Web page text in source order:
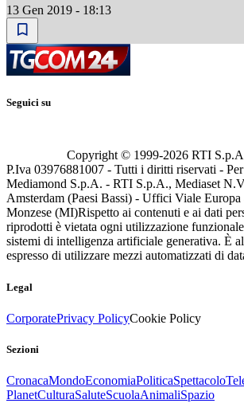
13 Gen 2019 - 18:13
Seguici su
Copyright © 1999-2026 RTI
P.Iva 03976881007 - Tutti i diritti riservati -
Mediamond S.p.A. - RTI S.p.A., Mediaset
Amsterdam (Paesi Bassi) - Uffici Viale
Monzese (MI)Rispetto ai contenuti e ai dati
riprodotti è vietata ogni utilizzazione
sistemi di intelligenza artificiale generativa. È
espresso di utilizzare mezzi automatizzati di
Legal
CorporatePrivacy PolicyCookie Policy
Sezioni
CronacaMondoEconomiaPoliticaSpettacolo
PlanetCulturaSaluteScuolaAnimaliSpazio